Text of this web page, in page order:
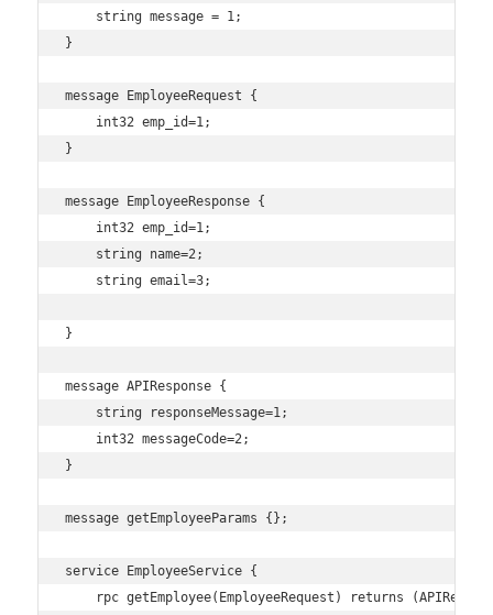
    string message = 1;
}
message EmployeeRequest {
    int32 emp_id=1;
}
message EmployeeResponse {
    int32 emp_id=1;
    string name=2;
    string email=3;
}
message APIResponse {
    string responseMessage=1;
    int32 messageCode=2;
}
message getEmployeeParams {};
service EmployeeService {
rpc getEmployee(EmployeeRequest) returns